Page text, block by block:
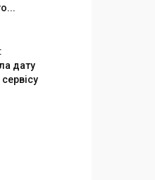
дату